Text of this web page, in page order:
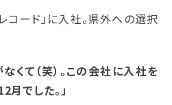
コード」に入社。県外への選択
くて（笑）。この会社に入社を
でした。」